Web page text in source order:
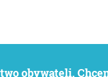
obywateli.